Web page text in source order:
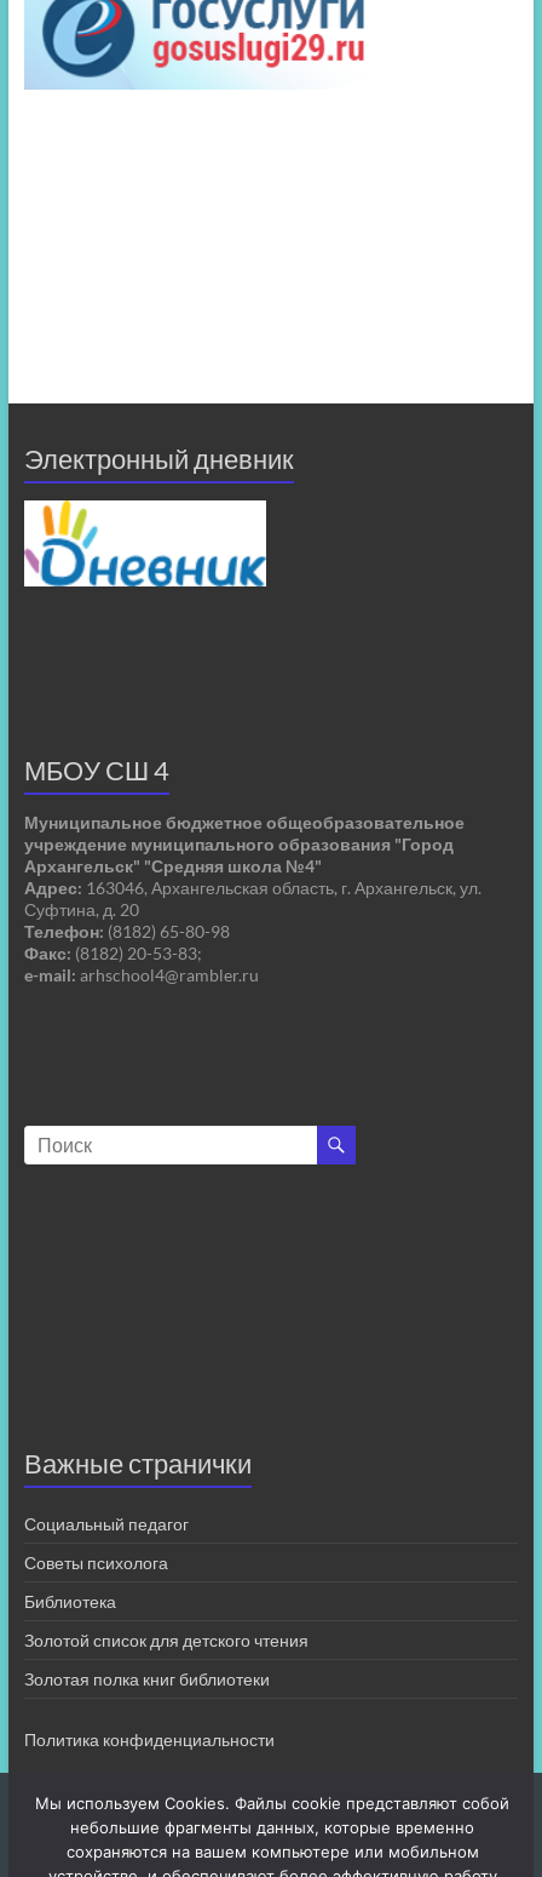
Электронный дневник
МБОУ СШ 4
Муниципальное бюджетное общеобразовательное
учреждение муниципального образования "Город
Архангельск" "Средняя школа №4"
Адрес: 163046, Архангельская область, г. Архангельск, ул.
Суфтина, д. 20
Телефон: (8182) 65-80-98
Факс: (8182) 20-53-83;
e-mail: arhschool4@rambler.ru
Важные странички
Социальный педагог
Советы психолога
Библиотека
Золотой список для детского чтения
Золотая полка книг библиотеки
Политика конфиденциальности
Мы используем Cookies. Файлы cookie представляют собой
небольшие фрагменты данных, которые временно
сохраняются на вашем компьютере или мобильном